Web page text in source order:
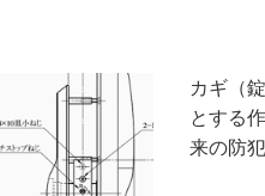
カギ（
とする
来の防